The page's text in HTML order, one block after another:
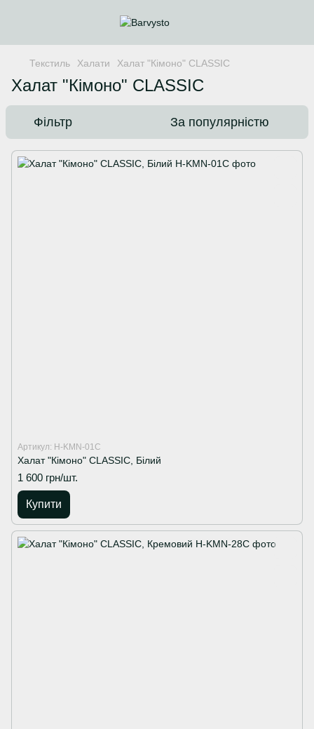
Текстиль Халати Халат "Кімоно" CLASSIC
Халат "Кімоно" CLASSIC
Фільтр За популярністю
Артикул: H-KMN-01C
Халат "Кімоно" CLASSIC, Білий
1 600 грн/шт.
Купити